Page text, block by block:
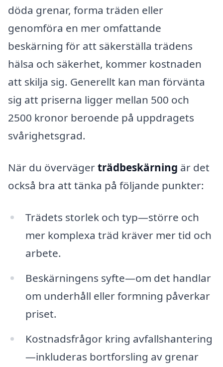
döda grenar, forma träden eller
genomföra en mer omfattande
beskärning för att säkerställa trädens
hälsa och säkerhet, kommer kostnaden
att skilja sig. Generellt kan man förvänta
sig att priserna ligger mellan 500 och
2500 kronor beroende på uppdragets
svårighetsgrad.
När du övervägerträdbeskärning är det
också bra att tänka på följande punkter:
Trädets storlek och typ—större och
mer komplexa träd kräver mer tid och
arbete.
Beskärningens syfte—om det handlar
om underhåll eller formning påverkar
priset.
Kostnadsfrågor kring avfallshantering
—inkluderas bortforsling av grenar